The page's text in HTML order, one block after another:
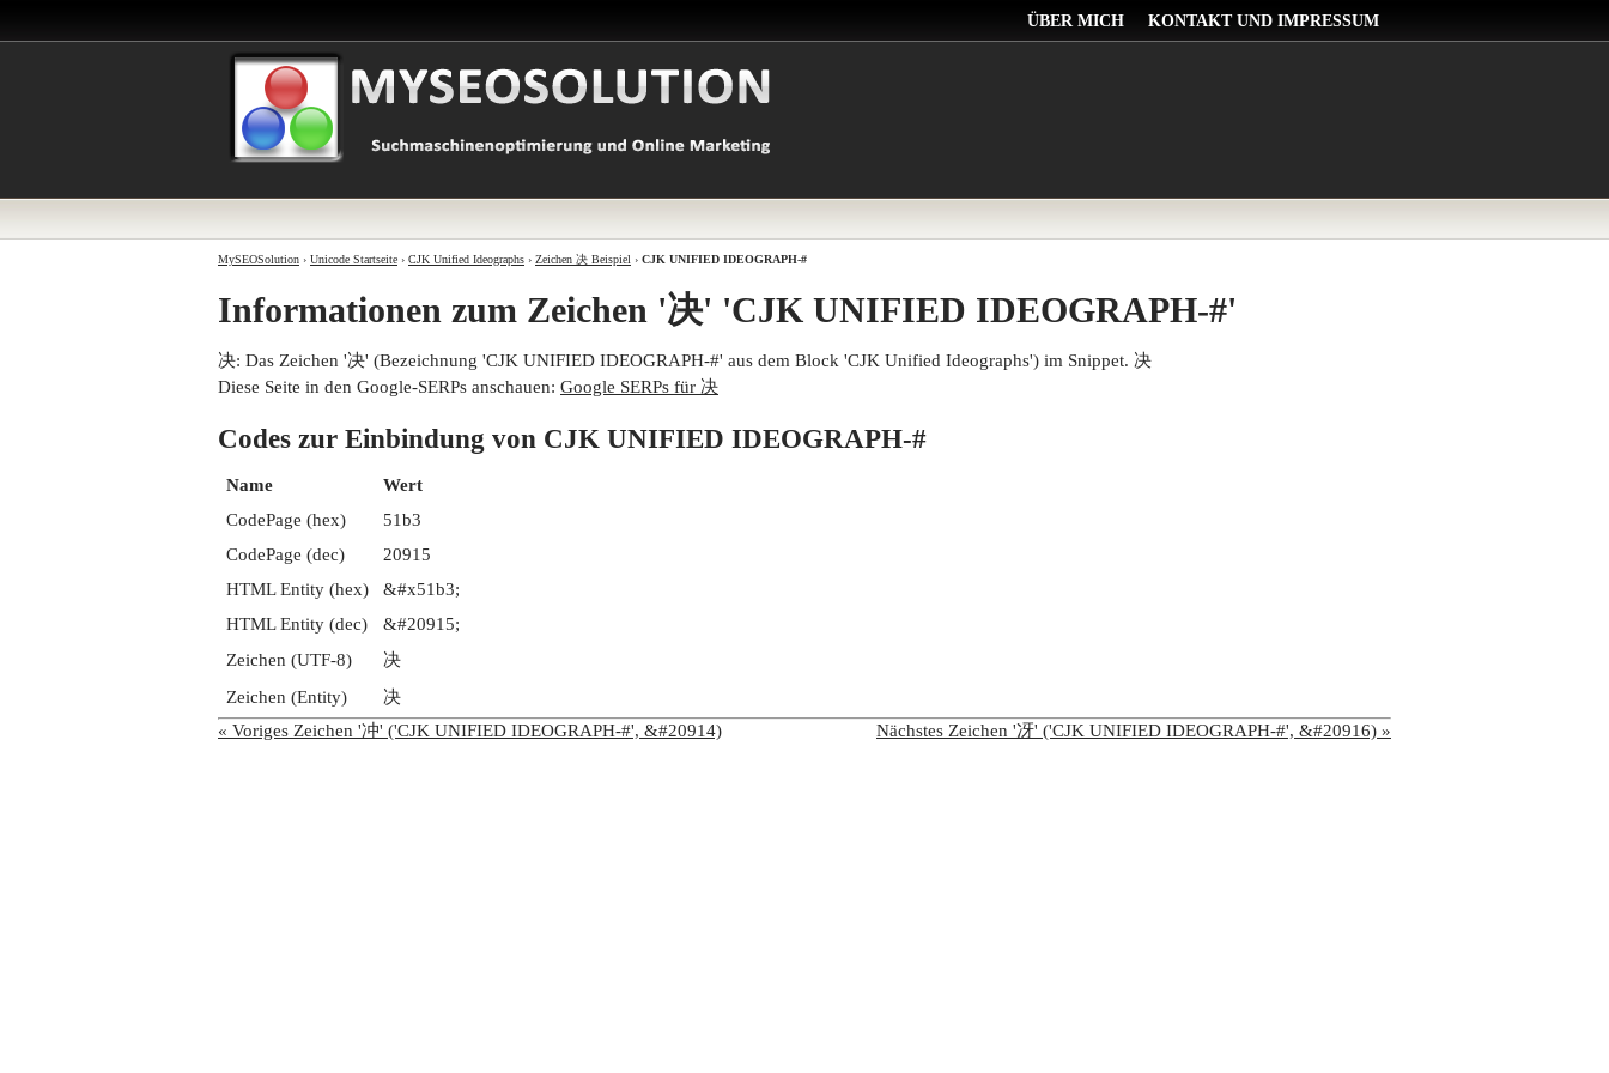
ÜBER MICH KONTAKT UND IMPRESSUM
MySEOSolution › Unicode Startseite › CJK Unified Ideographs › Zeichen 决 Beispiel › CJK UNIFIED IDEOGRAPH-#
Informationen zum Zeichen '决' 'CJK UNIFIED IDEOGRAPH-#'
决: Das Zeichen '决' (Bezeichnung 'CJK UNIFIED IDEOGRAPH-#' aus dem Block 'CJK Unified Ideographs') im Snippet. 决
Diese Seite in den Google-SERPs anschauen: Google SERPs für 决
Codes zur Einbindung von CJK UNIFIED IDEOGRAPH-#
Name
Wert
CodePage (hex)
51b3
CodePage (dec)
20915
HTML Entity (hex)
&#x51b3;
HTML Entity (dec)
&#20915;
Zeichen (UTF-8)
决
Zeichen (Entity)
决
« Voriges Zeichen '冲' ('CJK UNIFIED IDEOGRAPH-#', &#20914)
Nächstes Zeichen '冴' ('CJK UNIFIED IDEOGRAPH-#', &#20916) »